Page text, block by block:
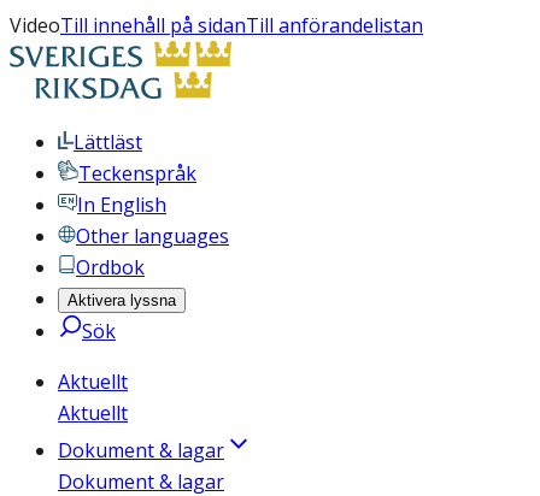
VideoTill innehåll på sidanTill anförandelistan
Lättläst
Teckenspråk
In English
Other languages
Ordbok
Aktivera lyssna
Sök
Aktuellt
Aktuellt
Dokument & lagar
Dokument & lagar